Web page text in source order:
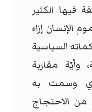
فيها الكثير
الإنسان إزاء
السياسية
وأيّة مقاربة
وسمت به
الاحتجاج